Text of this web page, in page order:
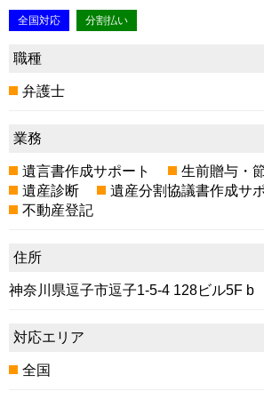
全国対応 分割払い
職種
弁護士
業務
遺言書作成サポート
生前贈与・
遺産診断
遺産分割協議書作成サ
不動産登記
住所
神奈川県逗子市逗子1-5-4 128ビル5F b
対応エリア
全国